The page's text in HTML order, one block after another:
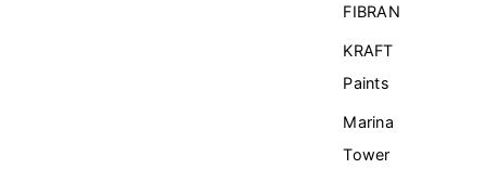
FIBRAN
KRAFT
Paints
Marina
Tower